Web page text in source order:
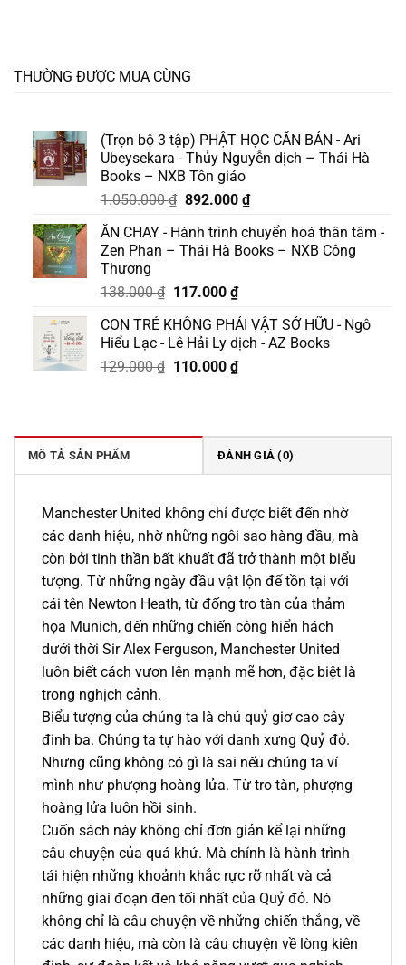
THƯỜNG ĐƯỢC MUA CÙNG
(Trọn bộ 3 tập) PHẬT HỌC CĂN BẢN - Ari
Ubeysekara - Thủy Nguyễn dịch – Thái Hà
Books – NXB Tôn giáo
1.050.000₫ Giá
là:
1.050.000 ₫.
892.000 ₫Giá
tại
là:
ĂN CHAY - Hành trình chuyển hoá thân tâm -
Zen Phan – Thái Hà Books – NXB Công
Thương
138.000₫ Giá
là:
138.000 ₫.
117.000 ₫Giá
tại
là:
117.000 ₫.
CON TRẺ KHÔNG PHẢI VẬT SỞ HỮU - Ngô
Hiểu Lạc - Lê Hải Ly dịch - AZ Books
129.000₫ Giá
110.000 ₫Giá
110.000 ₫.
MÔ TẢ SẢN PHẨM ĐÁNH GIÁ (0)
Manchester United không chỉ được biết đến nhờ
các danh hiệu, nhờ những ngôi sao hàng đầu, mà
còn bởi tinh thần bất khuất đã trở thành một biểu
tượng. Từ những ngày đầu vật lộn để tồn tại với
cái tên Newton Heath, từ đống tro tàn của thảm
họa Munich, đến những chiến công hiển hách
dưới thời Sir Alex Ferguson, Manchester United
luôn biết cách vươn lên mạnh mẽ hơn, đặc biệt là
trong nghịch cảnh.
Biểu tượng của chúng ta là chú quỷ giơ cao cây
đinh ba. Chúng ta tự hào với danh xưng Quỷ đỏ.
Nhưng cũng không có gì là sai nếu chúng ta ví
mình như phượng hoàng lửa. Từ tro tàn, phượng
hoàng lửa luôn hồi sinh.
Cuốn sách này không chỉ đơn giản kể lại những
câu chuyện của quá khứ. Mà chính là hành trình
tái hiện những khoảnh khắc rực rỡ nhất và cả
những giai đoạn đen tối nhất của Quỷ đỏ. Nó
không chỉ là câu chuyện về những chiến thắng, về
các danh hiệu, mà còn là câu chuyện về lòng kiên